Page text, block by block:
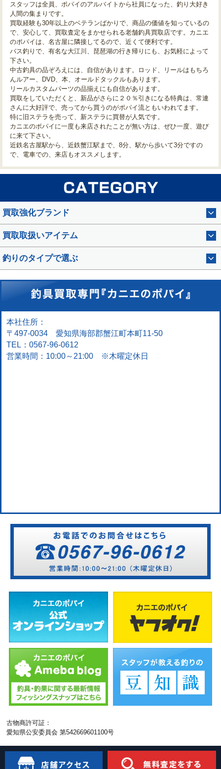
スタッフは全員、ポパイのアルバイトから社員になった、釣り大好き
人間の集まりです。
買取経験も30年以上のベテランばかりで、商品の価値を知っているの
で、安心して、買取査定をまかせられる老舗釣具買取店です。カニエ
のポパイは、名古屋に隣接してるので、近くて便利です。
バス釣りで、有名な大江川、琵琶湖の行き帰りにも、お気軽によって
下さい。
中古釣具の品ぞろえには、自信があります。ロッド、リールはもちろ
んルアー、DVD、本、オールドタックルもあります。
リールカスタムパーツの品揃えにも自信があります。
買取をしていただくと、新品がさらに２０％引きになる特典は、常連
さんに大好評で、売ってから買うのがポパイ流ともいわれてます。
特に旧ステラを売って、新ステラに買替が人気です。
カニエのポパイに一度も来店されたことが無い方は、ぜひ一度、遊び
に来て下さい。
近鉄名古屋駅から、近鉄蟹江駅まで、8分、駅から歩いて3分ですの
で、電車での、来店もオススメします。
買取強化ブランド
買取取扱いアイテム
釣りのタイプで選ぶ
本社住所：
〒497-0034 愛知県海部郡蟹江町本町11-50
TEL：0567-96-0612
営業時間：10:00～21:00 ※木曜定休日
古物商許可証：
愛知県公安委員会 第542669601100号